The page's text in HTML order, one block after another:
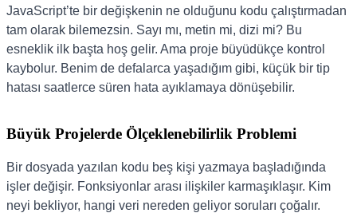
JavaScript’te bir değişkenin ne olduğunu kodu çalıştırmadan
tam olarak bilemezsin. Sayı mı, metin mi, dizi mi? Bu
esneklik ilk başta hoş gelir. Ama proje büyüdükçe kontrol
kaybolur. Benim de defalarca yaşadığım gibi, küçük bir tip
hatası saatlerce süren hata ayıklamaya dönüşebilir.
Büyük Projelerde Ölçeklenebilirlik Problemi
Bir dosyada yazılan kodu beş kişi yazmaya başladığında
işler değişir. Fonksiyonlar arası ilişkiler karmaşıklaşır. Kim
neyi bekliyor, hangi veri nereden geliyor soruları çoğalır.